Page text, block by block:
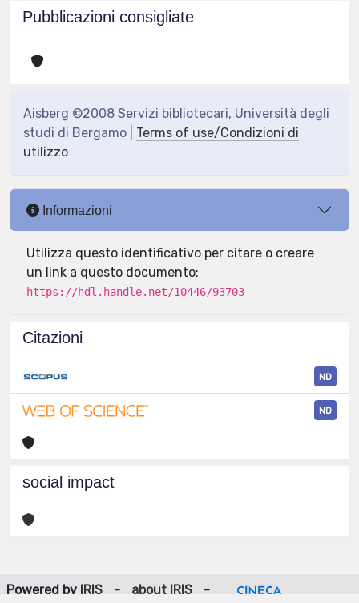
Pubblicazioni consigliate
Aisberg ©2008 Servizi bibliotecari, Università degli
studi di Bergamo | Terms of use/Condizioni di
utilizzo
Informazioni
Utilizza questo identificativo per citare o creare
un link a questo documento:
https://hdl.handle.net/10446/93703
Citazioni
ND
ND
social impact
Powered by IRIS - about IRIS
-